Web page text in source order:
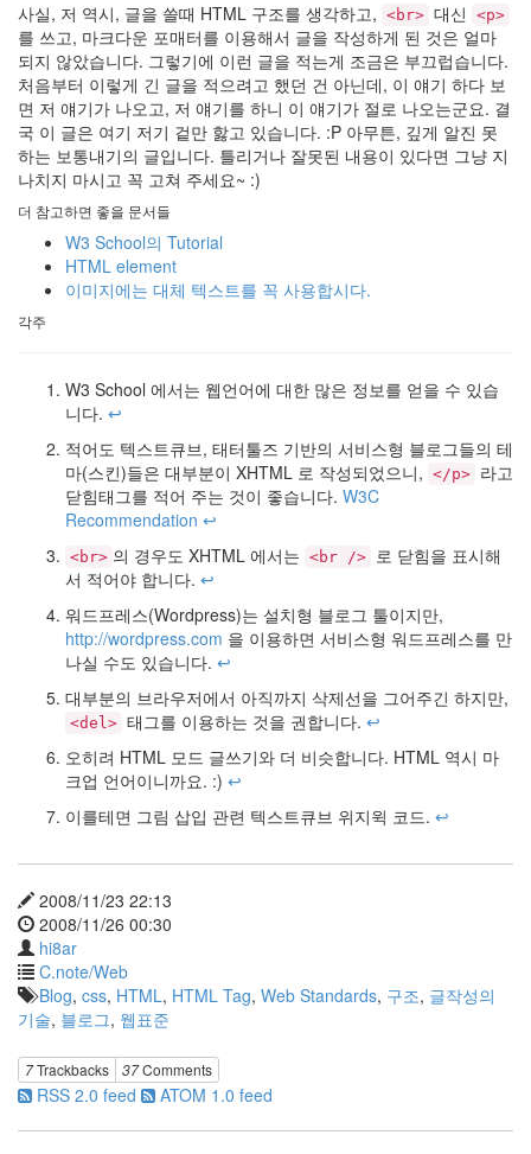
사실, 저 역시, 글을 쓸때 HTML 구조를 생각하고, <br> 대신 <p>
를 쓰고, 마크다운 포매터를 이용해서 글을 작성하게 된 것은 얼마
되지 않았습니다. 그렇기에 이런 글을 적는게 조금은 부끄럽습니다.
처음부터 이렇게 긴 글을 적으려고 했던 건 아닌데, 이 얘기 하다 보
면 저 얘기가 나오고, 저 얘기를 하니 이 얘기가 절로 나오는군요. 결
국 이 글은 여기 저기 겉만 핧고 있습니다. :P 아무튼, 깊게 알진 못
하는 보통내기의 글입니다. 틀리거나 잘못된 내용이 있다면 그냥 지
나치지 마시고 꼭 고쳐 주세요~ :)
더 참고하면 좋을 문서들
W3 School의 Tutorial
HTML element
이미지에는 대체 텍스트를 꼭 사용합시다.
각주
W3 School 에서는 웹언어에 대한 많은 정보를 얻을 수 있습
니다. ↩
적어도 텍스트큐브, 태터툴즈 기반의 서비스형 블로그들의 테
마(스킨)들은 대부분이 XHTML 로 작성되었으니, </p> 라고
닫힘태그를 적어 주는 것이 좋습니다. W3C
Recommendation ↩
<br> 의 경우도 XHTML 에서는 <br /> 로 닫힘을 표시해
서 적어야 합니다. ↩
워드프레스(Wordpress)는 설치형 블로그 툴이지만,
http://wordpress.com 을 이용하면 서비스형 워드프레스를 만
나실 수도 있습니다. ↩
대부분의 브라우저에서 아직까지 삭제선을 그어주긴 하지만,
<del> 태그를 이용하는 것을 권합니다. ↩
오히려 HTML 모드 글쓰기와 더 비슷합니다. HTML 역시 마
크업 언어이니까요. :) ↩
이를테면 그림 삽입 관련 텍스트큐브 위지윅 코드. ↩
2008/11/23 22:13
2008/11/26 00:30
hi8ar
C.note/Web
Blog, css, HTML, HTML Tag, Web Standards, 구조, 글작성의
기술, 블로그, 웹표준
7Trackbacks 37Comments
RSS 2.0 feed ATOM 1.0 feed